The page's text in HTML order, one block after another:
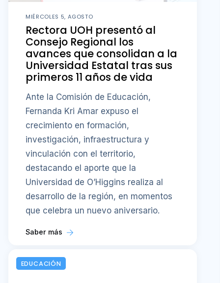
MIÉRCOLES 5, AGOSTO
Rectora UOH presentó al
Consejo Regional los
avances que consolidan a la
Universidad Estatal tras sus
primeros 11 años de vida
Ante la Comisión de Educación,
Fernanda Kri Amar expuso el
crecimiento en formación,
investigación, infraestructura y
vinculación con el territorio,
destacando el aporte que la
Universidad de O’Higgins realiza al
desarrollo de la región, en momentos
que celebra un nuevo aniversario.
Saber más
EDUCACIÓN